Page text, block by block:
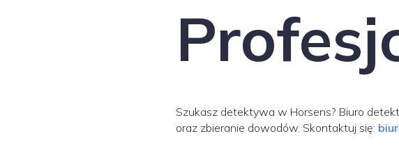
Szukasz detektywa w Horsens? Biuro
oraz zbieranie dowodów. Skontaktuj się: